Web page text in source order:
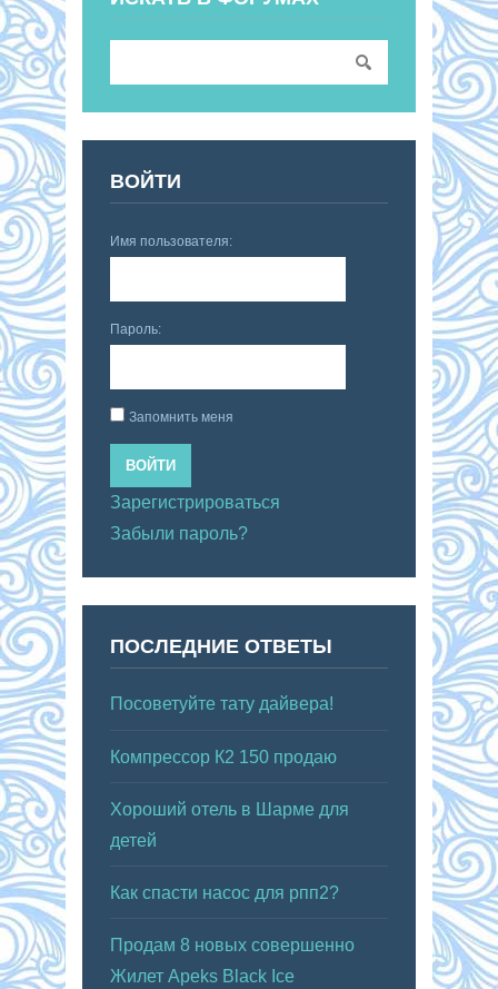
ВОЙТИ
Имя пользователя:
Пароль:
Запомнить меня
ВОЙТИ
Зарегистрироваться
Забыли пароль?
ПОСЛЕДНИЕ ОТВЕТЫ
Посоветуйте тату дайвера!
Компрессор К2 150 продаю
Хороший отель в Шарме для
детей
Как спасти насос для рпп2?
Продам 8 новых совершенно
Жилет Apeks Black Ice